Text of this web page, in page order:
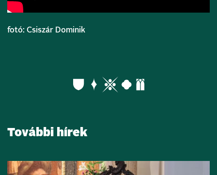
fotó: Csiszár Dominik
További hírek